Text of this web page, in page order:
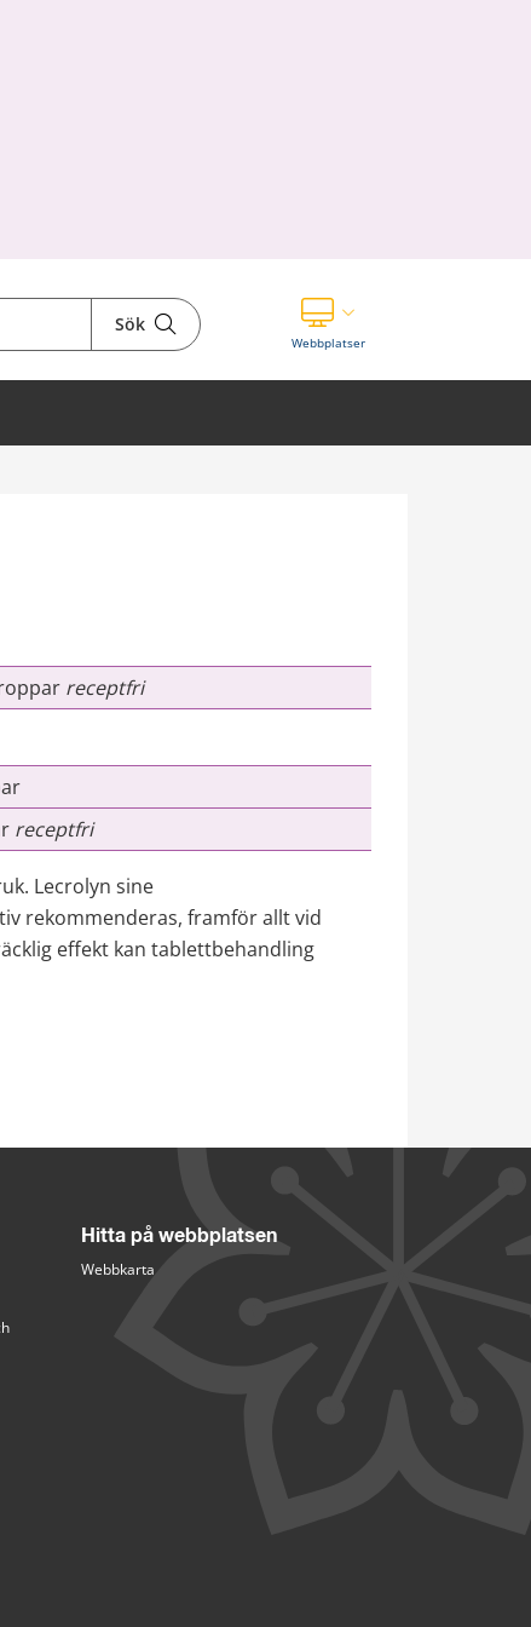
Sök
WebbplatserVisa våra andra webbplatser
receptfri
receptfri
Lecrolyn sine
rekommenderas, framför allt vid
effekt kan tablettbehandling
Hitta på webbplatsen
Webbkarta